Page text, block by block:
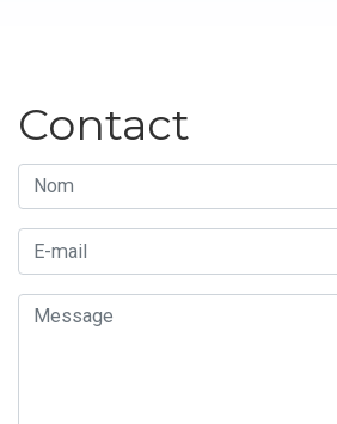
Contact
Nom
E-mail
Message